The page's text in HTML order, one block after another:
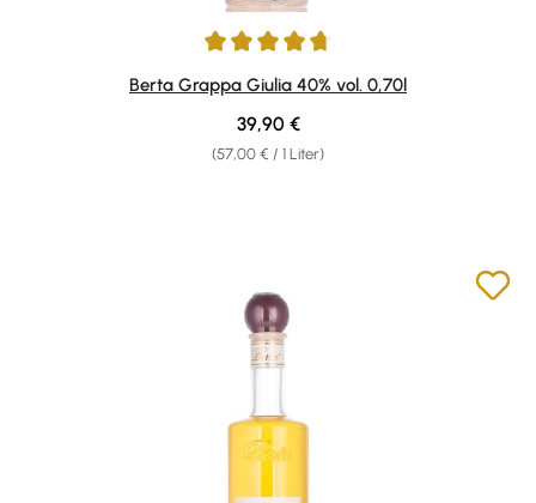
Durchschnittliche Bewertung von 4.8 von 5 Sternen
Berta Grappa Giulia 40% vol. 0,70l
(57,00 € / 1 Liter)
Regulärer Preis:
39,90 €